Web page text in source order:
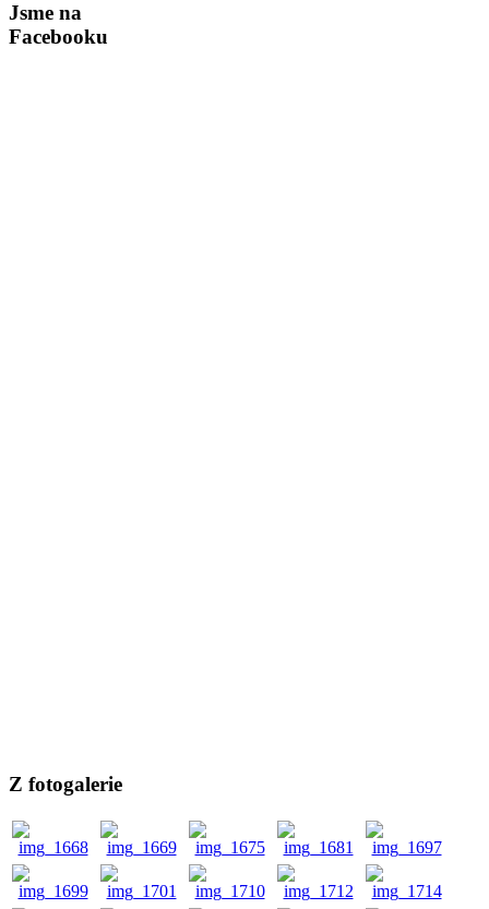
Jsme na
Facebooku
Z fotogalerie